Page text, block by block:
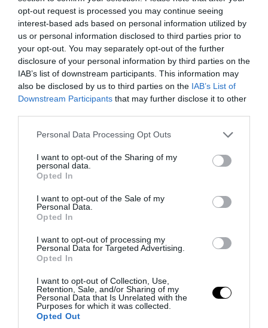
opt-out request is processed you may continue seeing
interest-based ads based on personal information utilized by
us or personal information disclosed to third parties prior to
your opt-out. You may separately opt-out of the further
disclosure of your personal information by third parties on the
IAB’s list of downstream participants. This information may
also be disclosed by us to third parties on the IAB’s List of
Downstream Participants that may further disclose it to other
Please note that this website/app uses one or more Google
not limited to your visit or usage behaviour. You may click to
grant or deny consent to Google and its third-party tags to
use your data for below specified purposes in below Google
consent section.
Personal Data Processing Opt Outs
I want to opt-out of the Sharing of my
personal data.
Opted In
I want to opt-out of the Sale of my
Personal Data.
Opted In
I want to opt-out of processing my
Personal Data for Targeted Advertising.
Opted In
I want to opt-out of Collection, Use,
Retention, Sale, and/or Sharing of my
Personal Data that Is Unrelated with the
Purposes for which it was collected.
Opted Out
PRONEWS.GR /ΠΑΡΑΣΚΗΝΙΟ
Ο μεγάλος γιος του Λιονέλ Μέσι στα
χνάρια του πατέρα του – Θα ενταχθεί στις
06.08.2026 | 14:54